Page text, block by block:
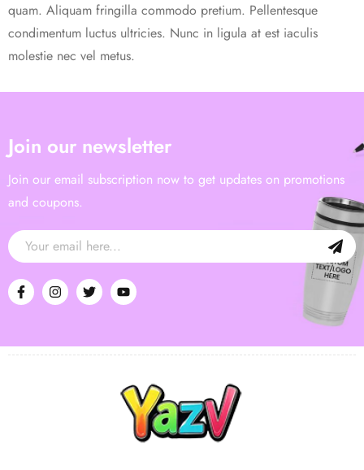
quam. Aliquam fringilla commodo pretium. Pellentesque
condimentum luctus ultricies. Nunc in ligula at est iaculis
molestie nec vel metus.
Join our newsletter
Join our email subscription now to get updates on promotions
and coupons.